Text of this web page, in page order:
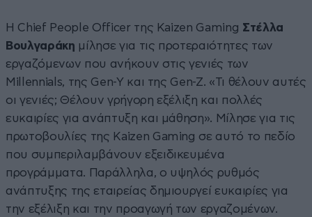
Η Chief People Officer της Kaizen Gaming Στέλλα
Βουλγαράκη μίλησε για τις προτεραιότητες των
εργαζόμενων που ανήκουν στις γενιές των
Millennials, της Gen-Y και της Gen-Z. «Τι θέλουν αυτές
οι γενιές; Θέλουν γρήγορη εξέλιξη και πολλές
ευκαιρίες για ανάπτυξη και μάθηση». Μίλησε για τις
πρωτοβουλίες της Kaizen Gaming σε αυτό το πεδίο
που συμπεριλαμβάνουν εξειδικευμένα
προγράμματα. Παράλληλα, ο υψηλός ρυθμός
ανάπτυξης της εταιρείας δημιουργεί ευκαιρίες για
την εξέλιξη και την προαγωγή των εργαζομένων.